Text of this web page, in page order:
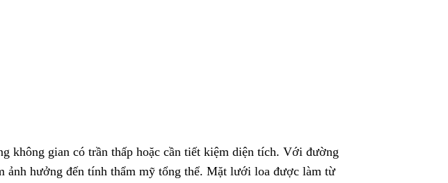
gian có trần thấp hoặc cần tiết kiệm diện tích. Với đường
hưởng đến tính thẩm mỹ tổng thể. Mặt lưới loa được làm từ